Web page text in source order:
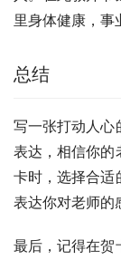
里身体健康，事
总结
写一张打动人心
表达，相信你的
卡时，选择合适
表达你对老师的
最后，记得在贺